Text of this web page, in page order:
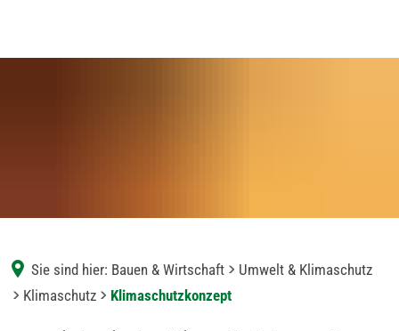
Sie sind hier: Bauen & Wirtschaft
Umwelt & Klimaschutz
Klimaschutz
Klimaschutzkonzept